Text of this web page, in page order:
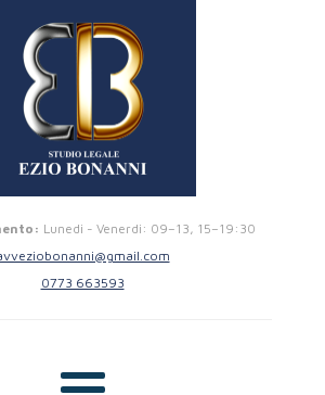
Lunedi - Venerdi: 09–13, 15–19:30
0773 663593